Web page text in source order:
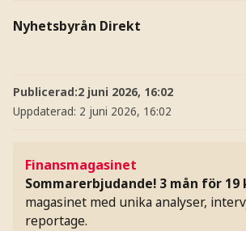
Nyhetsbyrån Direkt
Publicerad:2 juni 2026, 16:02
Uppdaterad: 2 juni 2026, 16:02
Finansmagasinet
Sommarerbjudande! 3 mån för 19
magasinet med unika analyser,
reportage.